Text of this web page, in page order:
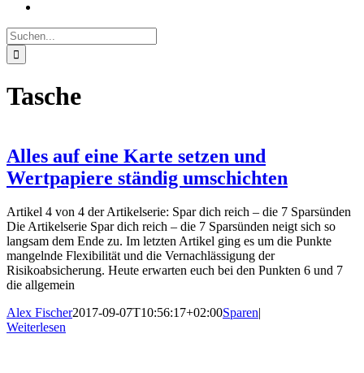
Suche
nach:
Tasche
Alles auf eine Karte setzen und
Wertpapiere ständig umschichten
Artikel 4 von 4 der Artikelserie: Spar dich reich – die 7 Sparsünden
Die Artikelserie Spar dich reich – die 7 Sparsünden neigt sich so
langsam dem Ende zu. Im letzten Artikel ging es um die Punkte
mangelnde Flexibilität und die Vernachlässigung der
Risikoabsicherung. Heute erwarten euch bei den Punkten 6 und 7
die allgemein
Alex Fischer2017-09-07T10:56:17+02:00Sparen|
Weiterlesen